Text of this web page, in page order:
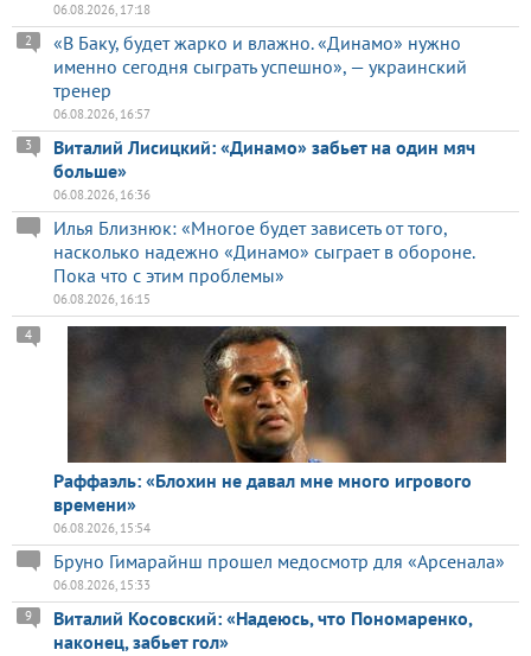
06.08.2026, 17:18
«В Баку, будет жарко и влажно. «Динамо» нужно
именно сегодня сыграть успешно», — украинский
тренер
2
06.08.2026, 16:57
Виталий Лисицкий: «Динамо» забьет на один мяч
больше»
3
06.08.2026, 16:36
Илья Близнюк: «Многое будет зависеть от того,
насколько надежно «Динамо» сыграет в обороне.
Пока что с этим проблемы»
06.08.2026, 16:15
Раффаэль: «Блохин не давал мне много игрового
времени»
4
06.08.2026, 15:54
Бруно Гимарайнш прошел медосмотр для «Арсенала»
06.08.2026, 15:33
Виталий Косовский: «Надеюсь, что Пономаренко,
наконец, забьет гол»
9